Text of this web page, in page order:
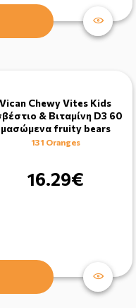
Vican Chewy Vites Kids
& Βιταμίνη D3 60
μασώμενα fruity bears
131 Oranges
16.29€